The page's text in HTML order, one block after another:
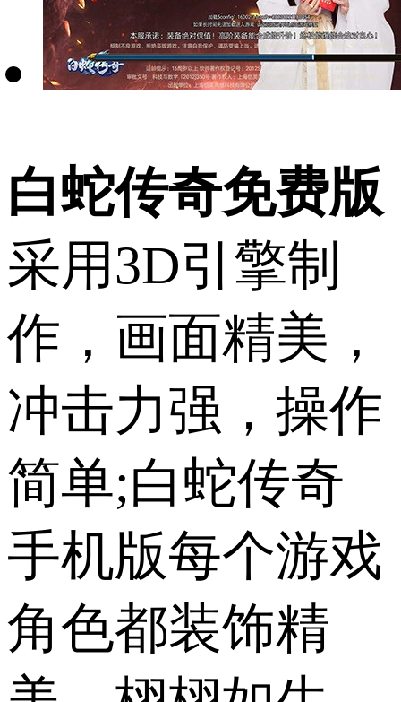
白蛇传奇免费版
采用3D引擎制
作，画面精美，
冲击力强，操作
简单;白蛇传奇
手机版每个游戏
角色都装饰精